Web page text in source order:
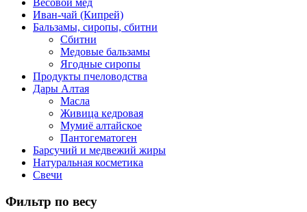
Весовой мёд
Иван-чай (Кипрей)
Бальзамы, сиропы, сбитни
Сбитни
Медовые бальзамы
Ягодные сиропы
Продукты пчеловодства
Дары Алтая
Масла
Живица кедровая
Мумиё алтайское
Пантогематоген
Барсучий и медвежий жиры
Натуральная косметика
Свечи
Фильтр по весу